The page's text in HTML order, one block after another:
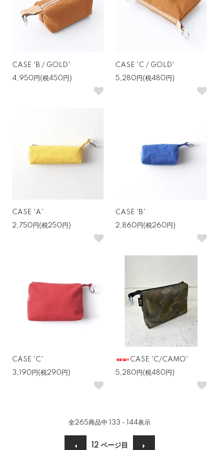
CASE 'B / GOLD'
4,950円(税450円)
CASE 'C / GOLD'
5,280円(税480円)
CASE 'A'
2,750円(税250円)
CASE 'B'
2,860円(税260円)
CASE 'C'
3,190円(税290円)
CASE 'C/CAMO'
5,280円(税480円)
全265商品中 133 - 144表示
12 ページ目